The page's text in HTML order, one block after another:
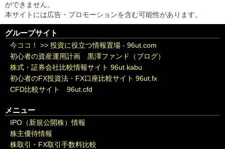
ができません。
本サイトには広告・プロモーションを含む可能性があります。
グループサイト
今ココ！ >> 投資に役立つ情報置場 - 96ut.com
初心者の資産運用計画 黒澤ファンド（ブログ）
株式・証券会社比較情報サイト 96ut.kabu
初心者のFX投資法・FX口座比較サイト 96ut.fx
CFD比較サイト 96ut.cfd
メニュー
IPO（新規公開株）情報
株主優待情報
株取引・FX取引手数料比較